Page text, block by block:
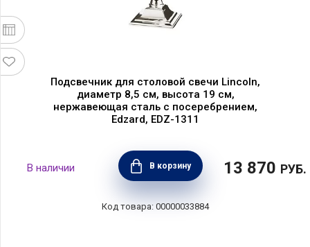
Подсвечник для столовой свечи Lincoln,
диаметр 8,5 см, высота 19 см,
нержавеющая сталь с посеребрением,
Edzard, EDZ-1311
В корзину 13 870 РУБ.
00000033884